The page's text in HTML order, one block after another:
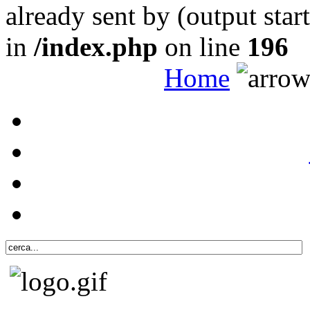
already sent by (output
in /index.php on line 196
Home